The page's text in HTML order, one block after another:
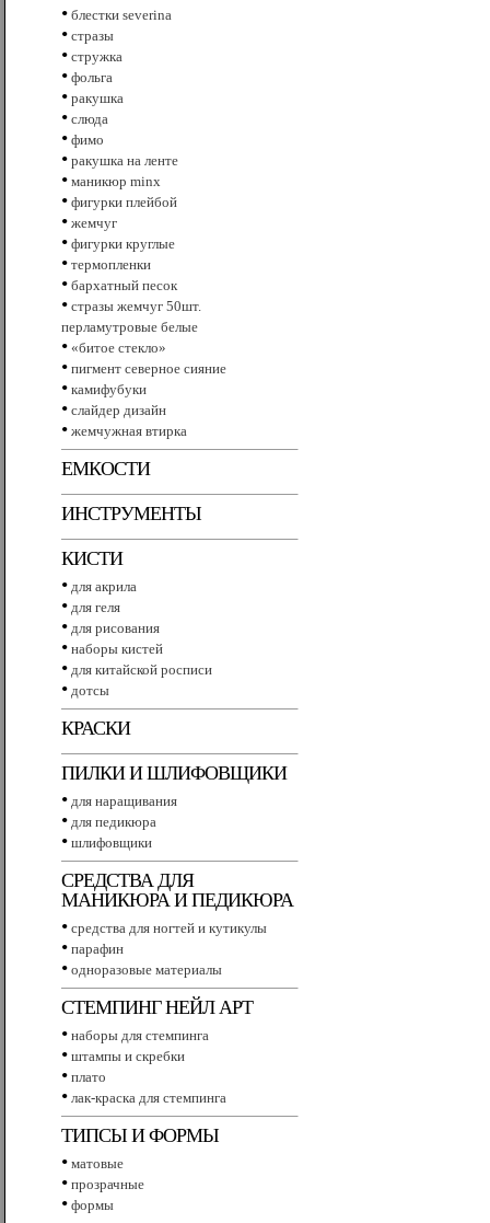
• блестки severina
• стразы
• стружка
• фольга
• ракушка
• слюда
• фимо
• ракушка на ленте
• маникюр minx
• фигурки плейбой
• жемчуг
• фигурки круглые
• термопленки
• бархатный песок
• стразы жемчуг 50шт.
перламутровые белые
• «битое стекло»
• пигмент северное сияние
• камифубуки
• слайдер дизайн
• жемчужная втирка
ЕМКОСТИ
ИНСТРУМЕНТЫ
КИСТИ
• для акрила
• для геля
• для рисования
• наборы кистей
• для китайской росписи
• дотсы
КРАСКИ
ПИЛКИ И ШЛИФОВЩИКИ
• для наращивания
• для педикюра
• шлифовщики
СРЕДСТВА ДЛЯ
МАНИКЮРА И ПЕДИКЮРА
• средства для ногтей и кутикулы
• парафин
• одноразовые материалы
СТЕМПИНГ НЕЙЛ АРТ
• наборы для стемпинга
• штампы и скребки
• плато
• лак-краска для стемпинга
ТИПСЫ И ФОРМЫ
• матовые
• прозрачные
• формы